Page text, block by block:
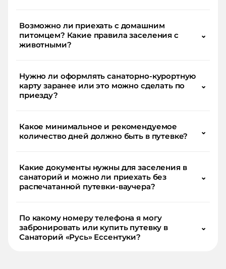
Возможно ли приехать с домашним
питомцем? Какие правила заселения с
животными?
⌄
Нужно ли оформлять санаторно-курортную
карту заранее или это можно сделать по
приезду?
⌄
Какое минимальное и рекомендуемое
количество дней должно быть в путевке?
⌄
Какие документы нужны для заселения в
санаторий и можно ли приехать без
распечатанной путевки-ваучера?
⌄
По какому номеру телефона я могу
забронировать или купить путевку в
Санаторий «Русь» Ессентуки?
⌄